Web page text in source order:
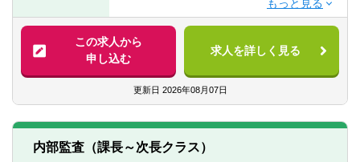
求人情報
・PCスキル初級～中級程度（基礎関数が使
用できる程度）
【歓迎要件】
・人事労務としてのご経験があり、長期的
【人事労務実務】
・確定拠出年金関連業務
・労基署届出関連業務（36協定等）
・給与計算業務
・年末調整業務
・住民税業務 など
【入社後のキャリア】
人事関連のスペシャリストとして、人事労
この求人から
申し込む
求人を詳しく見る
更新日 2026年08月07日
内部監査（課長～次長クラス）